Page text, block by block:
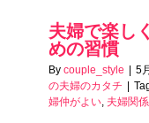
夫婦で楽し
めの習慣
By couple_style 5
の夫婦のカタチ
婦仲がよい, 夫婦関係